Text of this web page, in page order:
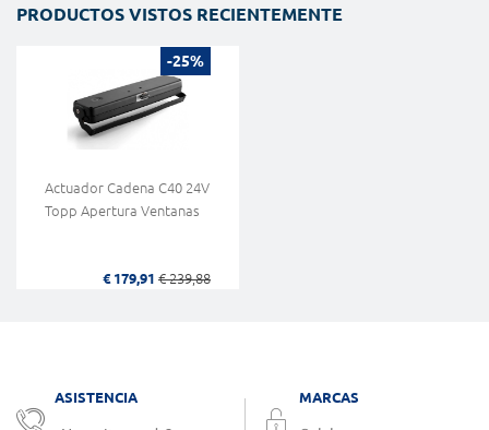
PRODUCTOS VISTOS RECIENTEMENTE
-25%
Actuador Cadena C40 24V
Topp Apertura Ventanas
€ 179,91 € 239,88
ASISTENCIA MARCAS